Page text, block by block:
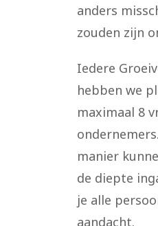
anders
zouden zijn
Iedere
hebben we
maximaal 8
manier
de diepte
je alle
aandacht.